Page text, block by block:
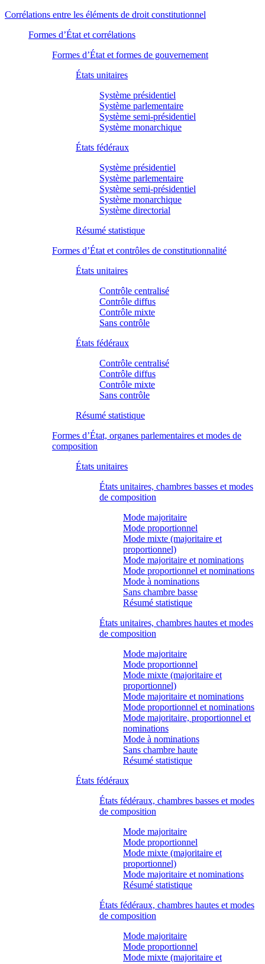
Corrélations entre les éléments de droit constitutionnel
Formes d’État et corrélations
Formes d’État et formes de gouvernement
États unitaires
Système présidentiel
Système parlementaire
Système semi-présidentiel
Système monarchique
États fédéraux
Système présidentiel
Système parlementaire
Système semi-présidentiel
Système monarchique
Système directorial
Résumé statistique
Formes d’État et contrôles de constitutionnalité
États unitaires
Contrôle centralisé
Contrôle diffus
Contrôle mixte
Sans contrôle
États fédéraux
Contrôle centralisé
Contrôle diffus
Contrôle mixte
Sans contrôle
Résumé statistique
Formes d’État, organes parlementaires et modes de
composition
États unitaires
États unitaires, chambres basses et modes
de composition
Mode majoritaire
Mode proportionnel
Mode mixte (majoritaire et
proportionnel)
Mode majoritaire et nominations
Mode proportionnel et nominations
Mode à nominations
Sans chambre basse
Résumé statistique
États unitaires, chambres hautes et modes
de composition
Mode majoritaire
Mode proportionnel
Mode mixte (majoritaire et
proportionnel)
Mode majoritaire et nominations
Mode proportionnel et nominations
Mode majoritaire, proportionnel et
nominations
Mode à nominations
Sans chambre haute
Résumé statistique
États fédéraux
États fédéraux, chambres basses et modes
de composition
Mode majoritaire
Mode proportionnel
Mode mixte (majoritaire et
proportionnel)
Mode majoritaire et nominations
Résumé statistique
États fédéraux, chambres hautes et modes
de composition
Mode majoritaire
Mode proportionnel
Mode mixte (majoritaire et